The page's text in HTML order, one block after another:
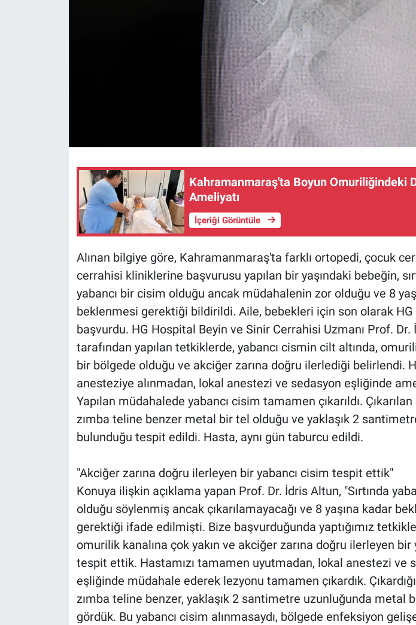
Kahramanmaraş'ta Boyun Omuriliğindeki
Ameliyatı
İçeriği Görüntüle
Alınan bilgiye göre, Kahramanmaraş'ta farklı ortopedi, çocuk
cerrahisi kliniklerine başvurusu yapılan bir yaşındaki bebeğin,
yabancı bir cisim olduğu ancak müdahalenin zor olduğu ve 8
beklenmesi gerektiği bildirildi. Aile, bebekleri için son olarak HG
başvurdu. HG Hospital Beyin ve Sinir Cerrahisi Uzmanı Prof. Dr.
tarafından yapılan tetkiklerde, yabancı cismin cilt altında,
bir bölgede olduğu ve akciğer zarına doğru ilerlediği belirlendi.
anesteziye alınmadan, lokal anestezi ve sedasyon eşliğinde
Yapılan müdahalede yabancı cisim tamamen çıkarıldı.
zımba teline benzer metal bir tel olduğu ve yaklaşık 2
bulunduğu tespit edildi. Hasta, aynı gün taburcu edildi.
"Akciğer zarına doğru ilerleyen bir yabancı cisim tespit ettik"
Konuya ilişkin açıklama yapan Prof. Dr. İdris Altun, "Sırtında
olduğu söylenmiş ancak çıkarılamayacağı ve 8 yaşına kadar
gerektiği ifade edilmişti. Bize başvurduğunda yaptığımız
omurilik kanalına çok yakın ve akciğer zarına doğru ilerleyen bir
tespit ettik. Hastamızı tamamen uyutmadan, lokal anestezi ve
eşliğinde müdahale ederek lezyonu tamamen çıkardık.
zımba teline benzer, yaklaşık 2 santimetre uzunluğunda metal
gördük. Bu yabancı cisim alınmasaydı, bölgede enfeksiyon